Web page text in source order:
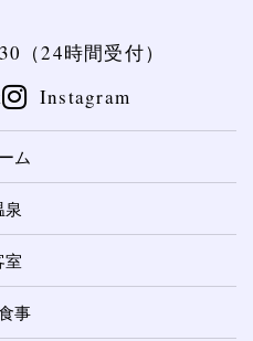
（24時間受付）
Instagram
ム
泉
室
事